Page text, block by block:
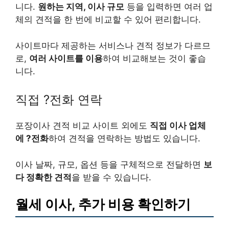
니다. 원하는 지역, 이사 규모 등을 입력하면 여러 업
체의 견적을 한 번에 비교할 수 있어 편리합니다.
사이트마다 제공하는 서비스나 견적 정보가 다르므
로, 여러 사이트를 이용하여 비교해보는 것이 좋습
니다.
직접 ?전화 연락
포장이사 견적 비교 사이트 외에도 직접 이사 업체
에 ?전화하여 견적을 연락하는 방법도 있습니다.
이사 날짜, 규모, 옵션 등을 구체적으로 전달하면 보
다 정확한 견적을 받을 수 있습니다.
월세 이사, 추가 비용 확인하기